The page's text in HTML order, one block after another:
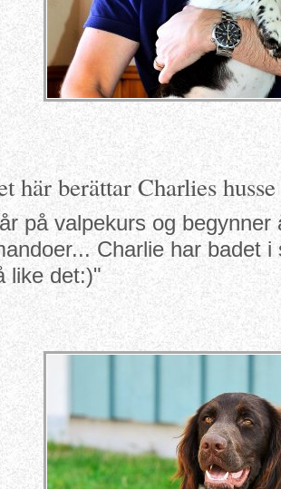
här berättar Charlies
på valpekurs og begynner
Charlie har badet
like det:)"